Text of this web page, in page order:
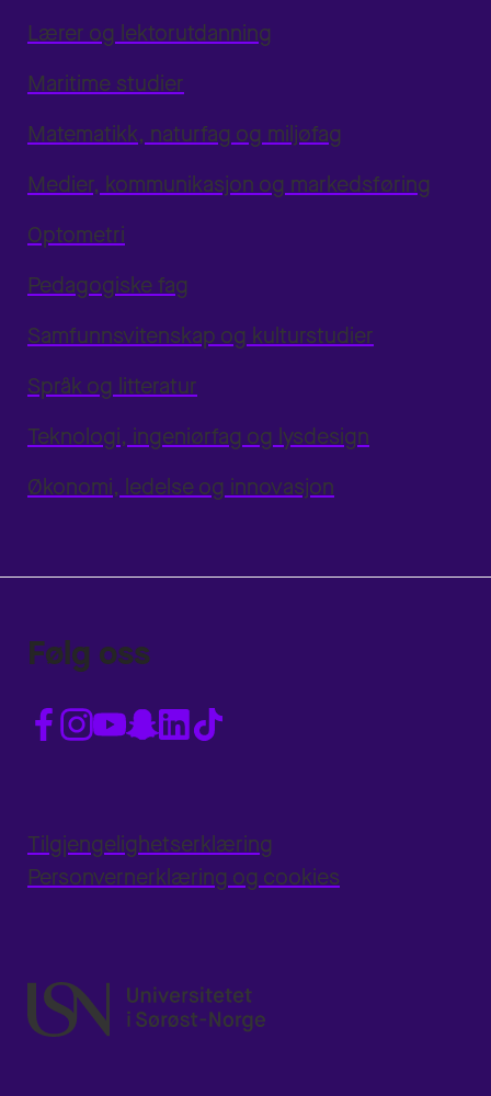
Lærer og lektorutdanning
Maritime studier
Matematikk, naturfag og miljøfag
Medier, kommunikasjon og markedsføring
Optometri
Pedagogiske fag
Samfunnsvitenskap og kulturstudier
Språk og litteratur
Teknologi, ingeniørfag og lysdesign
Økonomi, ledelse og innovasjon
Følg oss
Tilgjengelighetserklæring
Personvernerklæring og cookies